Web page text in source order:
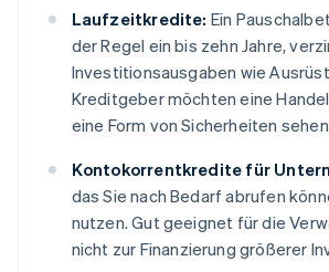
Laufzeitkredite: Ein
der Regel ein bis zehn Jahre,
Investitionsausgaben wie
Kreditgeber möchten eine
eine Form von Sicherheiten
Kontokorrentkredite für
das Sie nach Bedarf abrufen
nutzen. Gut geeignet für die
nicht zur Finanzierung größerer